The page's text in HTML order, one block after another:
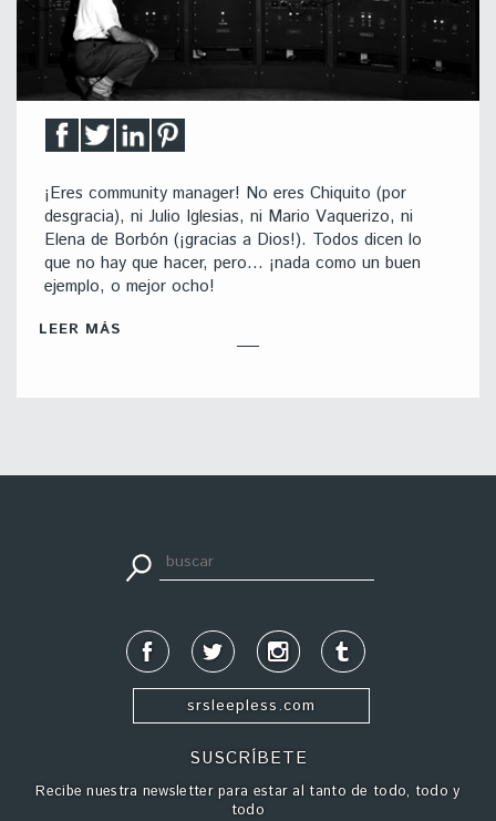
¡Eres community manager! No eres Chiquito (por
desgracia), ni Julio Iglesias, ni Mario Vaquerizo, ni
Elena de Borbón (¡gracias a Dios!). Todos dicen lo
que no hay que hacer, pero… ¡nada como un buen
ejemplo, o mejor ocho!
LEER MÁS
srsleepless.com
SUSCRÍBETE
Recibe nuestra newsletter para estar al tanto de todo, todo y
todo